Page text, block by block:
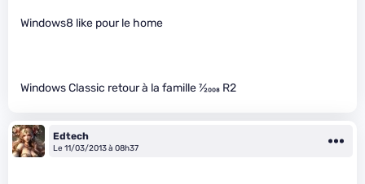
Windows8 like pour le home
Windows Classic retour à la famille7⁄2008 R2
Edtech
Le 11/03/2013 à 08h37